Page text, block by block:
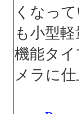
くなっ
も小型
機能タ
メラに